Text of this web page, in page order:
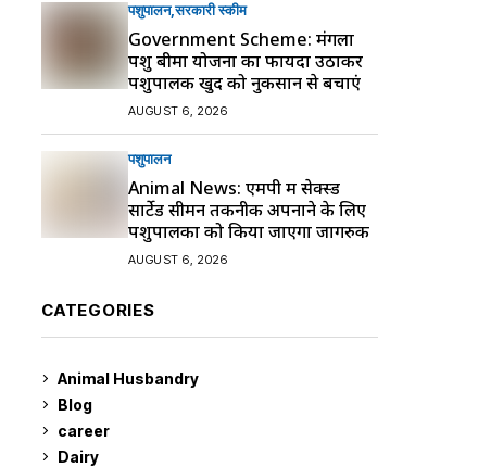
पशुपालन सरकारी स्की‍म
Government Scheme: मंगला
पशु बीमा योजना का फायदा उठाकर
पशुपालक खुद को नुकसान से बचाएं
AUGUST 6, 2026
पशुपालन
Animal News: एमपी में सेक्स्ड
सार्टेड सीमन तकनीक अपनाने के लिए
पशुपालकों को किया जाएगा जागरुक
AUGUST 6, 2026
CATEGORIES
Animal Husbandry
Blog
career
Dairy